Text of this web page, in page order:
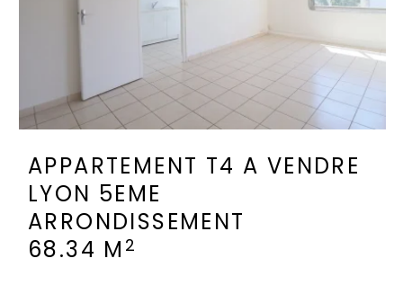
APPARTEMENT T4 A VENDRE
LYON 5EME
ARRONDISSEMENT
68.34 M 2